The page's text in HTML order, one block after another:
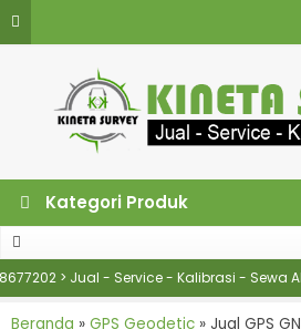
Kategori Produk
> Jual - Service - Kalibrasi - Sewa Alat
Beranda » GPS Geodetic » Jual GPS